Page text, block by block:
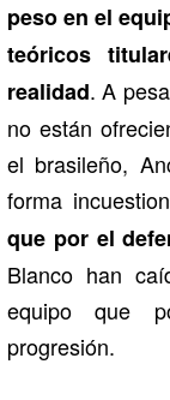
peso en el
teóricos
realidad. A
no están
el brasileño,
forma
que por el
Blanco han
equipo que
progresión.